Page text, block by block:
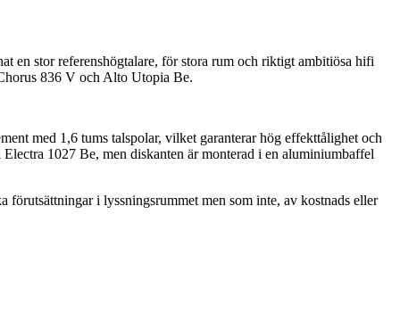
en stor referenshögtalare, för stora rum och riktigt ambitiösa hifi
836 V och Alto Utopia Be.
med 1,6 tums talspolar, vilket garanterar hög effekttålighet och
1027 Be, men diskanten är monterad i en aluminiumbaffel
i lyssningsrummet men som inte, av kostnads eller